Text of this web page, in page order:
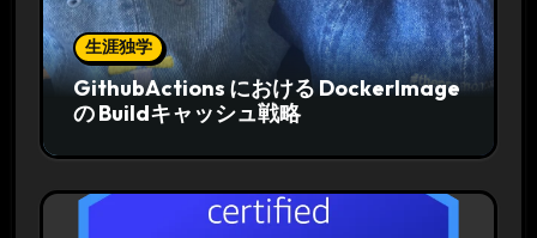
生涯独学
GithubActions における DockerImage
の Buildキャッシュ戦略